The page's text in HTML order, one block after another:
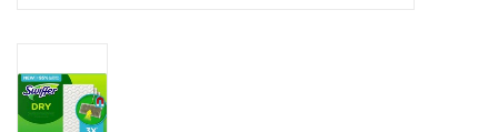
KAARTEN